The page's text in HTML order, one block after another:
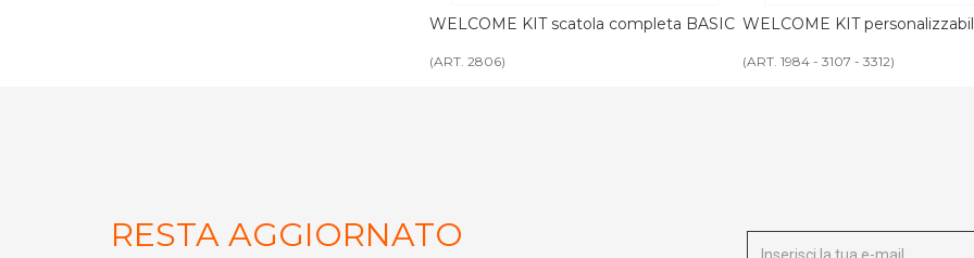
WELCOME KIT personalizzabile
(ART. 1984 - 3107 - 3312)
POCHETTE PLASTICA
(ART. 2739)
RESTA AGGIORNATO